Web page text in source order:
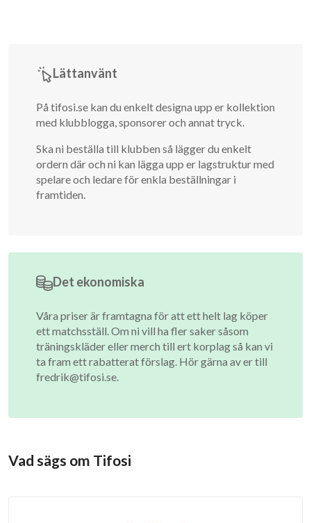
Lättanvänt
På tifosi.se kan du enkelt designa upp er kollektion
med klubblogga, sponsorer och annat tryck.
Ska ni beställa till klubben så lägger du enkelt
ordern där och ni kan lägga upp er lagstruktur med
spelare och ledare för enkla beställningar i
framtiden.
Det ekonomiska
Våra priser är framtagna för att ett helt lag köper
ett matchsställ. Om ni vill ha fler saker såsom
träningskläder eller merch till ert korplag så kan vi
ta fram ett rabatterat förslag. Hör gärna av er till
fredrik@tifosi.se.
Vad sägs om Tifosi